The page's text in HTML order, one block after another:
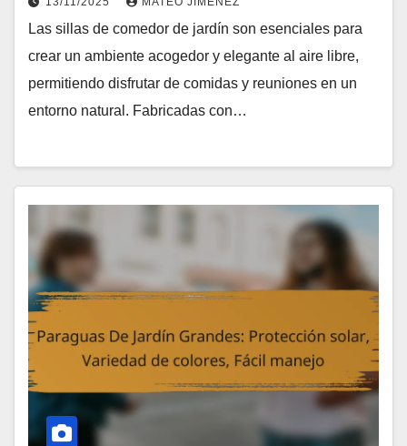
Las sillas de comedor de jardín son esenciales para
crear un ambiente acogedor y elegante al aire libre,
permitiendo disfrutar de comidas y reuniones en un
entorno natural. Fabricadas con…